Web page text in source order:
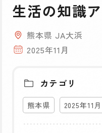
生活の知識
熊本県 JA大浜
2025年11月
カテゴリ
熊本県 2025年11月